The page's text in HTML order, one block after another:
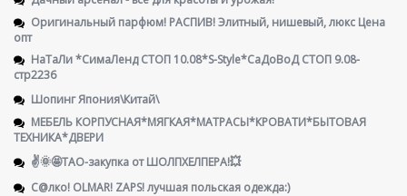
Оригинальный парфюм! РАСПИВ! Элитный, нишевый, люкс Цена
опт
НаТаЛи *СимаЛенд СТОП 10.08*S-Style*СаДоВоД СТОП 9.08-
стр2236
Шопинг Япония\Китай\
МЕБЕЛЬ КОРПУСНАЯ*МЯГКАЯ*МАТРАСЫ*КРОВАТИ*БЫТОВАЯ
ТЕХНИКА*ДВЕРИ
✌️🌞🤩ТАО-закупка от ШОЛПХЕЛПЕРА!💥
С@лко! OLMAR! ZAPS! лучшая польская одежда:)